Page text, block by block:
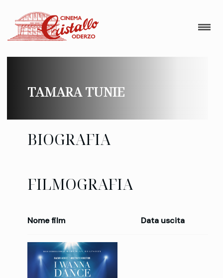
TAMARA TUNIE
BIOGRAFIA
FILMOGRAFIA
Nome film Data uscita